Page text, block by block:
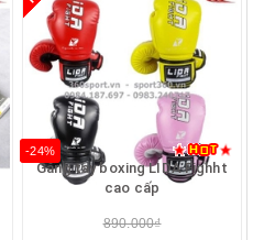
-24%
Găng tay boxing LIDA Fighht
cao cấp
890.000₫